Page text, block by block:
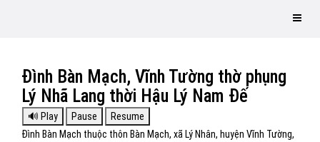
Đình Bàn Mạch, Vĩnh Tường thờ phụng
Lý Nhã Lang thời Hậu Lý Nam Đế
Đình Bàn Mạch thuộc thôn Bàn Mạch, xã Lý Nhân, huyện Vĩnh Tường,